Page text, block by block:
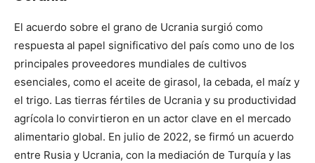
El acuerdo sobre el grano de Ucrania surgió como
respuesta al papel significativo del país como uno de los
principales proveedores mundiales de cultivos
esenciales, como el aceite de girasol, la cebada, el maíz y
el trigo. Las tierras fértiles de Ucrania y su productividad
agrícola lo convirtieron en un actor clave en el mercado
alimentario global. En julio de 2022, se firmó un acuerdo
entre Rusia y Ucrania, con la mediación de Turquía y las